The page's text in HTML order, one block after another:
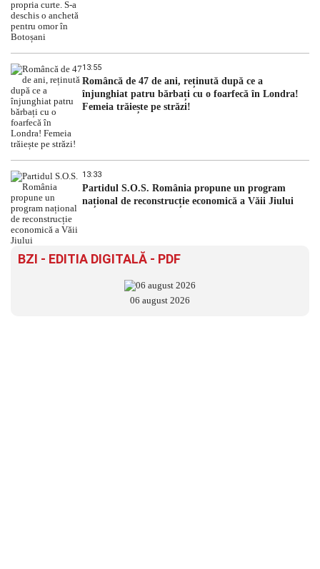
13:55
Româncă de 47 de ani, reținută după ce a
înjunghiat patru bărbați cu o foarfecă în Londra!
Femeia trăiește pe străzi!
13:33
Partidul S.O.S. România propune un program
național de reconstrucție economică a Văii Jiului
BZI - EDITIA DIGITALĂ - PDF
06 august 2026